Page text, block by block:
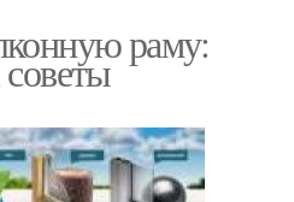
раму: